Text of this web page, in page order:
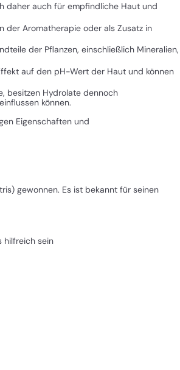
daher auch für empfindliche Haut und
der Aromatherapie oder als Zusatz in
der Pflanzen, einschließlich Mineralien,
auf den pH-Wert der Haut und können
besitzen Hydrolate dennoch
können.
Eigenschaften und
gewonnen. Es ist bekannt für seinen
hilfreich sein